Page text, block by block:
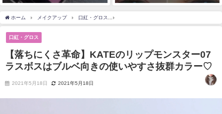
ホーム メイクアップ 口紅・グロス
口紅・グロス
【落ちにくさ革命】KATEのリップモンスター07
ラスボスはブルベ向きの使いやすさ抜群カラー♡
2021年5月18日 2021年5月18日